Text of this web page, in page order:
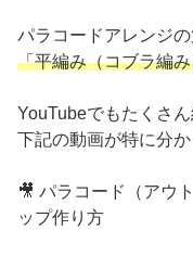
パラコードアレンジ
「平編み（コブラ編
YouTubeでもたくさ
下記の動画が特に分
🎥 パラコード（アウ
ップ作り方